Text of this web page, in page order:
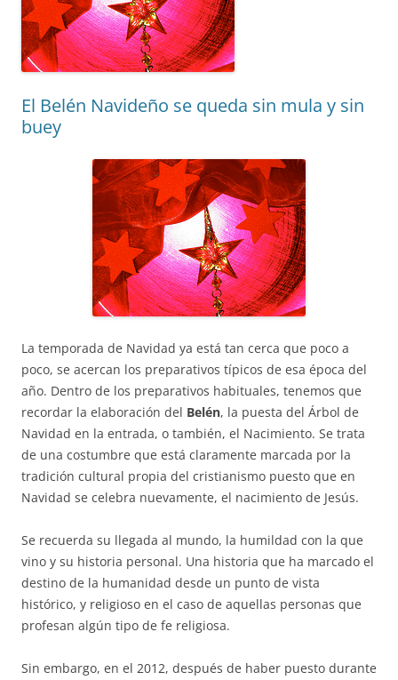
El Belén Navideño se queda sin mula y sin
buey
La temporada de Navidad ya está tan cerca que poco a
poco, se acercan los preparativos típicos de esa época del
año. Dentro de los preparativos habituales, tenemos que
recordar la elaboración del Belén, la puesta del Árbol de
Navidad en la entrada, o también, el Nacimiento. Se trata
de una costumbre que está claramente marcada por la
tradición cultural propia del cristianismo puesto que en
Navidad se celebra nuevamente, el nacimiento de Jesús.
Se recuerda su llegada al mundo, la humildad con la que
vino y su historia personal. Una historia que ha marcado el
destino de la humanidad desde un punto de vista
histórico, y religioso en el caso de aquellas personas que
profesan algún tipo de fe religiosa.
Sin embargo, en el 2012, después de haber puesto durante